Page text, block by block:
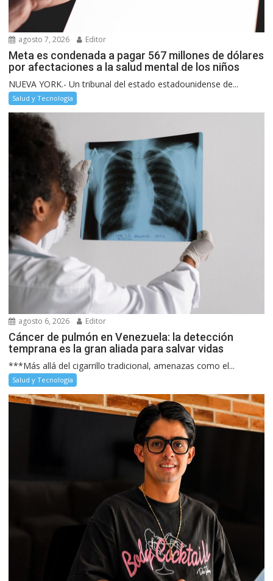
agosto 7, 2026 Editor
Meta es condenada a pagar 567 millones de dólares
por afectaciones a la salud mental de los niños
NUEVA YORK.- Un tribunal del estado estadounidense de...
Salud y Tecnología
agosto 6, 2026 Editor
Cáncer de pulmón en Venezuela: la detección
temprana es la gran aliada para salvar vidas
***Más allá del cigarrillo tradicional, amenazas como el...
Salud y Tecnología